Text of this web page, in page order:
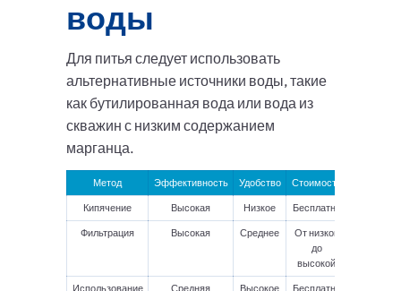
воды
Для питья следует использовать
альтернативные источники воды, такие
как бутилированная вода или вода из
скважин с низким содержанием
марганца.
Метод Эффективность Удобство
Стоимость
Кипячение
Высокая Низкое
Бесплатно
Фильтрация
Высокая Среднее
От низкой
до
высокой
Использование
Средняя Высокое Бесплатно